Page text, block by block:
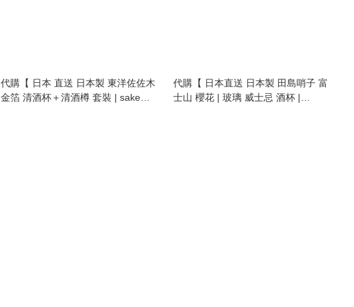
代購【 日本 直送 日本製 東洋佐佐木
金箔 清酒杯＋清酒樽 套裝 | sake
代購【 日本直送 日本製 田島哨子 富
士山 櫻花 | 玻璃 威士忌 酒杯 |